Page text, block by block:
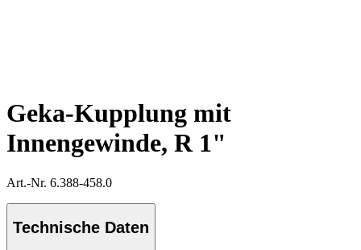
Geka-Kupplung mit
Innengewinde, R 1"
Art.-Nr. 6.388-458.0
Technische Daten